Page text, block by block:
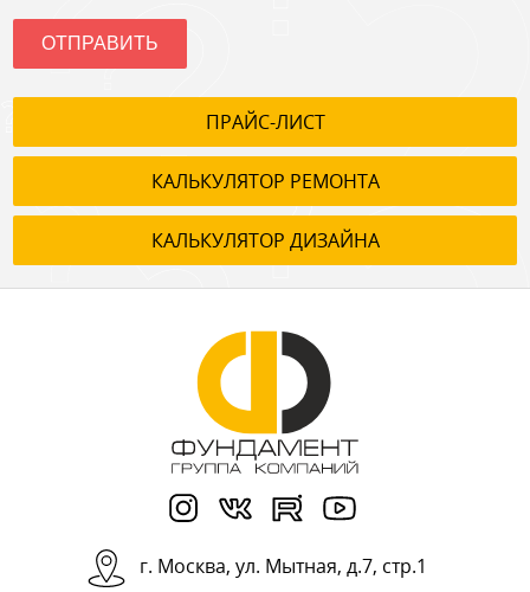
ОТПРАВИТЬ
ПРАЙС-ЛИСТ
КАЛЬКУЛЯТОР РЕМОНТА
КАЛЬКУЛЯТОР ДИЗАЙНА
г. Москва, ул. Мытная, д.7, стр.1